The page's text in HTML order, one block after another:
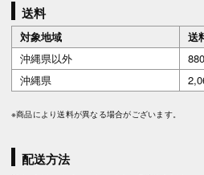
送料
対象地域
送
沖縄県以外
沖縄県
※商品により送料が異なる場合がございます。
配送方法